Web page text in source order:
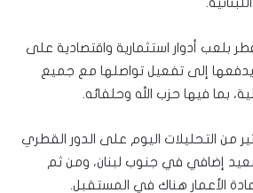
بلعب أدوار استثمارية واقتصادية على
يدفعها إلى تفعيل تواصلها مع جميع
بما فيها حزب الله وحلفائه.
من التحليلات اليوم على الدور القطري
إضافي في جنوب لبنان، ومن ثم
الأعمار هناك في المستقبل.